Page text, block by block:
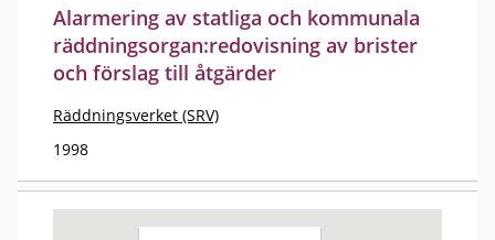
Alarmering av statliga och kommunala
räddningsorgan:redovisning av brister
och förslag till åtgärder
Räddningsverket (SRV)
1998